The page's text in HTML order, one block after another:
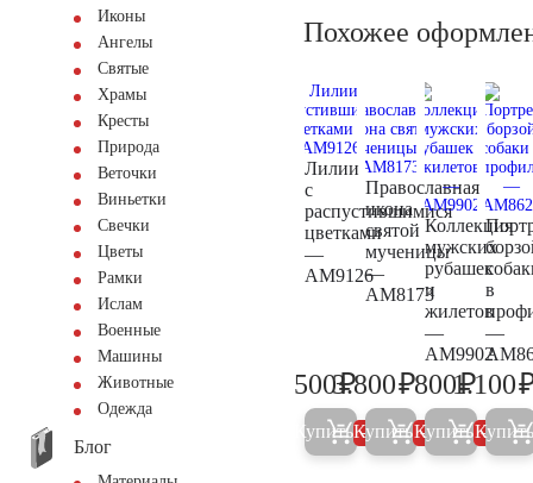
Иконы
Ангелы
Святые
Храмы
Кресты
Природа
Веточки
Виньетки
Свечки
Цветы
Рамки
Ислам
Военные
Машины
Животные
Одежда
Блог
Похожее
Лилии
с
распустившимися
цветками
—
AM9126
500
500₽
Купить 5%
Православная
икона
святой
мученицы
—
AM8173
4.000
3.800₽
Купить 5%
Коллекция
мужских
рубашек
и
жилетов
—
AM9902
800
800₽
Купить 5%
в
—
1.100
Купить